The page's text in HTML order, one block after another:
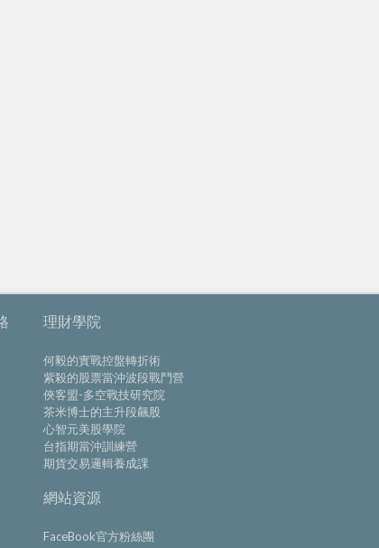
理財學院
何毅的實戰控盤轉折術
紫殺的股票當沖波段戰鬥營
俠客盟-多空戰技研究院
茶米博士的主升段飆股
心智元美股學院
台指期當沖訓練營
期貨交易邏輯養成課
網站資源
FaceBook官方粉絲團